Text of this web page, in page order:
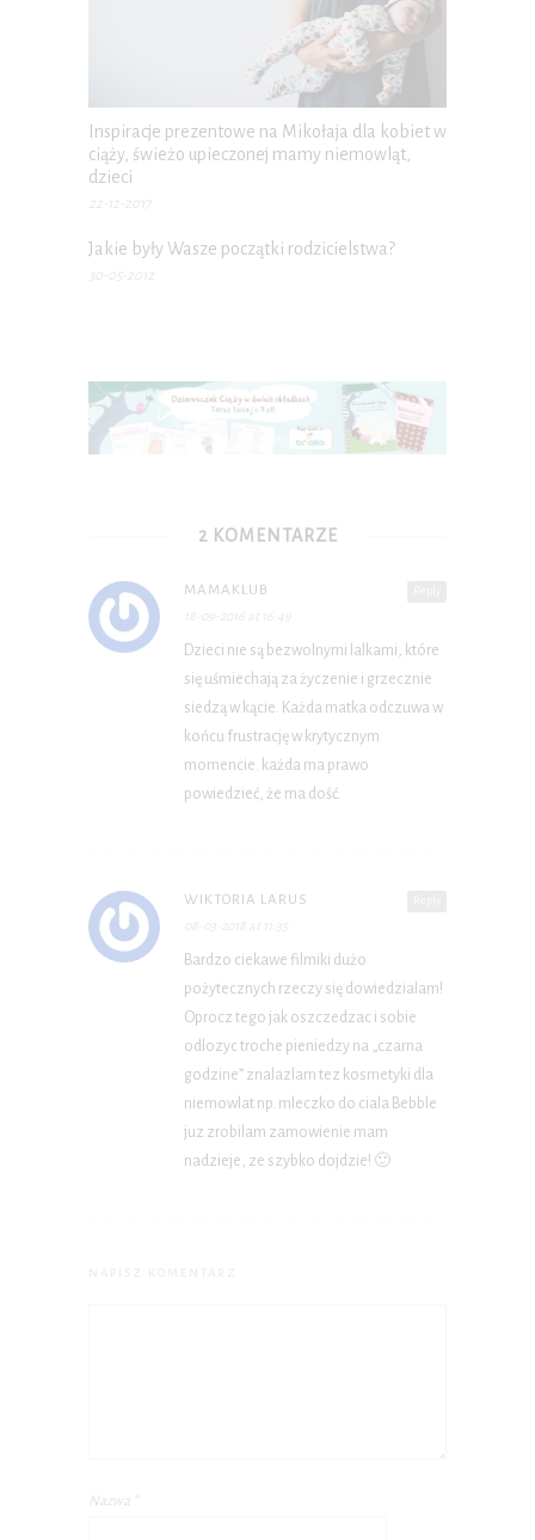
Inspiracje prezentowe na Mikołaja dla kobiet w
ciąży, świeżo upieczonej mamy niemowląt,
dzieci
22-12-2017
Jakie były Wasze początki rodzicielstwa?
30-05-2012
2 KOMENTARZE
MAMAKLUB
18-09-2016 at 16:49
Dzieci nie są bezwolnymi lalkami, które
się uśmiechają za życzenie i grzecznie
siedzą w kącie. Każda matka odczuwa w
końcu frustrację w krytycznym
momencie. każda ma prawo
powiedzieć, że ma dość.
WIKTORIA LARUS
08-03-2018 at 11:35
Bardzo ciekawe filmiki dużo
pożytecznych rzeczy się dowiedzialam!
Oprocz tego jak oszczedzac i sobie
odlozyc troche pieniedzy na „czarna
godzine” znalazlam tez kosmetyki dla
niemowlat np. mleczko do ciala Bebble
juz zrobilam zamowienie mam
nadzieje, ze szybko dojdzie! 🙂
Nazwa